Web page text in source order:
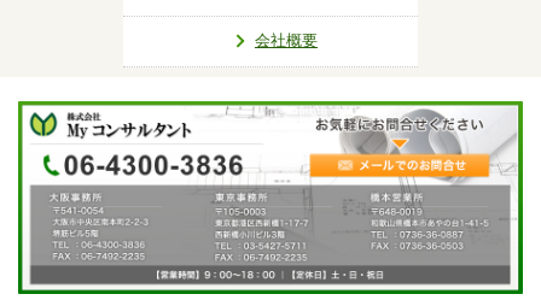
会社概要